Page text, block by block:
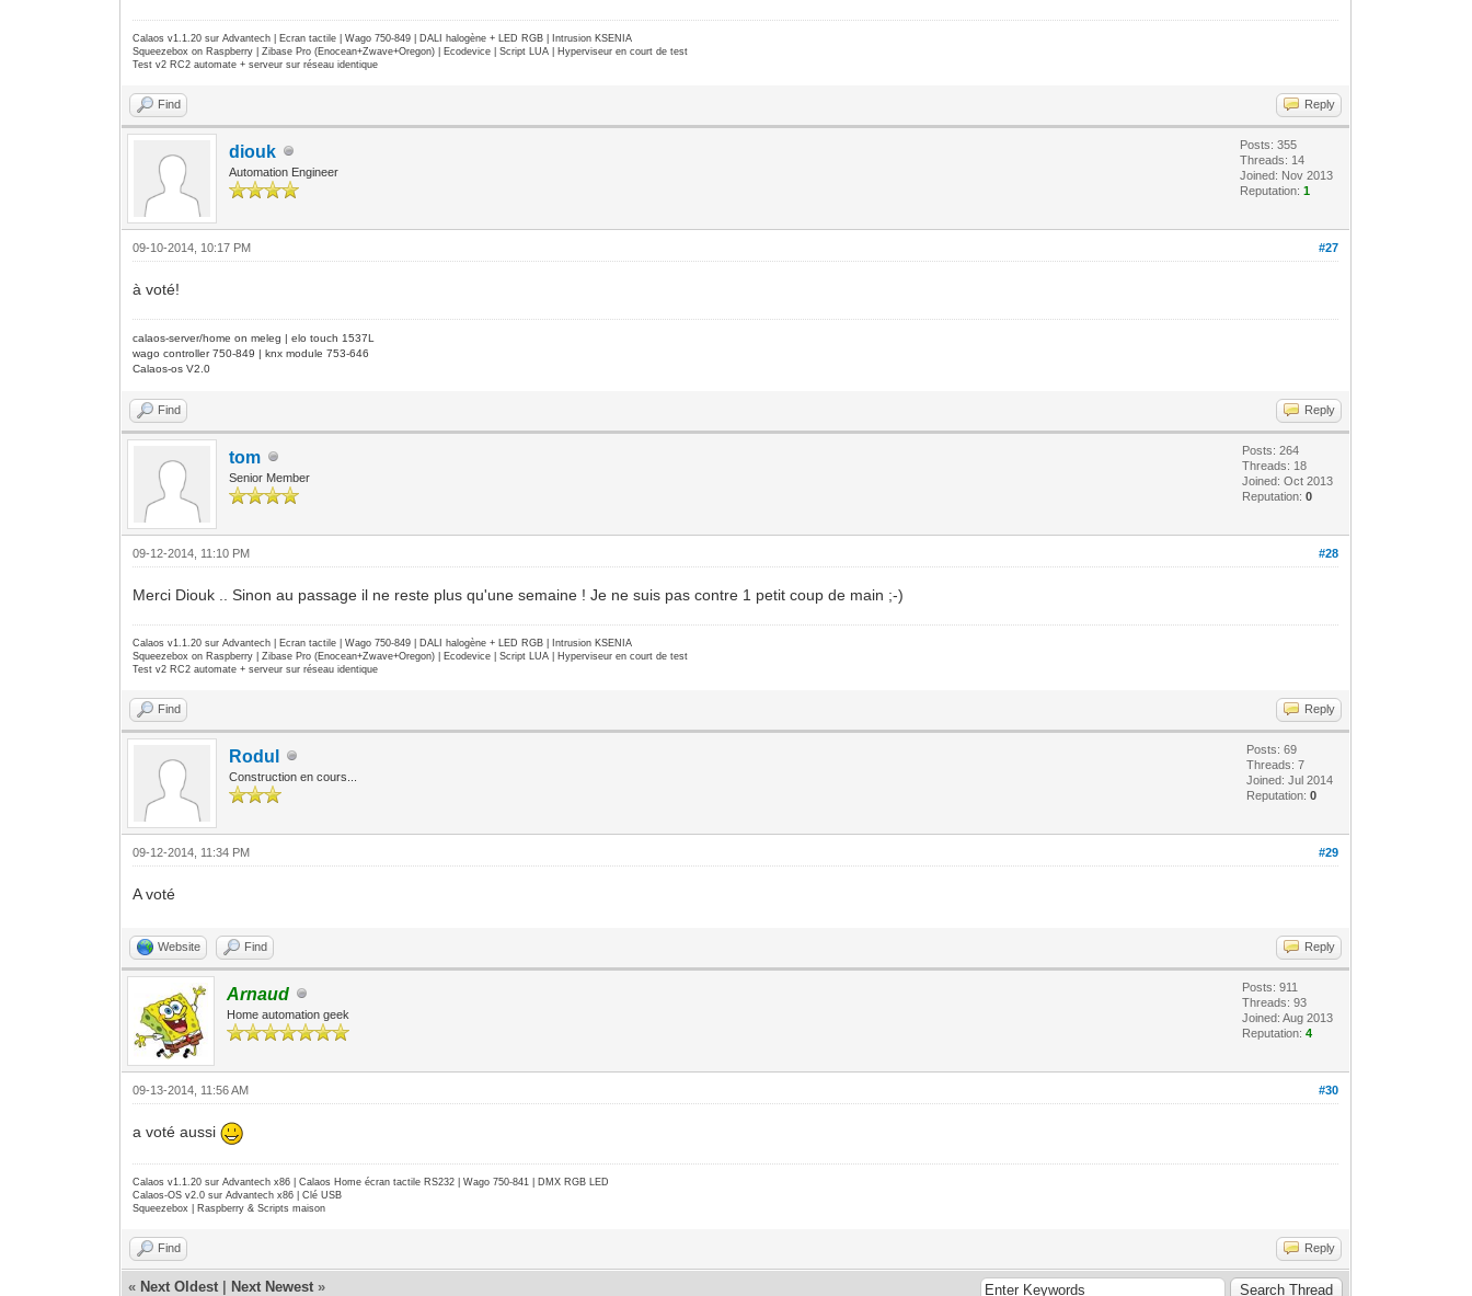
Calaos v1.1.20 sur Advantech | Ecran tactile | Wago 750-849 | DALI halogène + LED RGB | Intrusion KSENIA
Squeezebox on Raspberry | Zibase Pro (Enocean+Zwave+Oregon) | Ecodevice | Script LUA | Hyperviseur en court de test
Test v2 RC2 automate + serveur sur réseau identique
Find Reply
diouk
Automation Engineer
Posts: 355
Threads: 14
Joined: Nov 2013
Reputation:1
#27
09-10-2014, 10:17 PM
à voté!
calaos-server/home on meleg | elo touch 1537L
wago controller 750-849 | knx module 753-646
Calaos-os V2.0
Find Reply
tom
Senior Member
Posts: 264
Threads: 18
Joined: Oct 2013
Reputation:0
#28
09-12-2014, 11:10 PM
Merci Diouk .. Sinon au passage il ne reste plus qu'une semaine ! Je ne suis pas contre 1 petit coup de main ;-)
Calaos v1.1.20 sur Advantech | Ecran tactile | Wago 750-849 | DALI halogène + LED RGB | Intrusion KSENIA
Squeezebox on Raspberry | Zibase Pro (Enocean+Zwave+Oregon) | Ecodevice | Script LUA | Hyperviseur en court de test
Test v2 RC2 automate + serveur sur réseau identique
Find Reply
Rodul
Construction en cours...
Posts: 69
Threads: 7
Joined: Jul 2014
Reputation:0
#29
09-12-2014, 11:34 PM
A voté
Website Find Reply
Arnaud
Home automation geek
Posts: 911
Threads: 93
Joined: Aug 2013
Reputation:4
#30
09-13-2014, 11:56 AM
a voté aussi
Calaos v1.1.20 sur Advantech x86 | Calaos Home écran tactile RS232 | Wago 750-841 | DMX RGB LED
Calaos-OS v2.0 sur Advantech x86 | Clé USB
Squeezebox | Raspberry & Scripts maison
Find Reply
« Next Oldest Next Newest »